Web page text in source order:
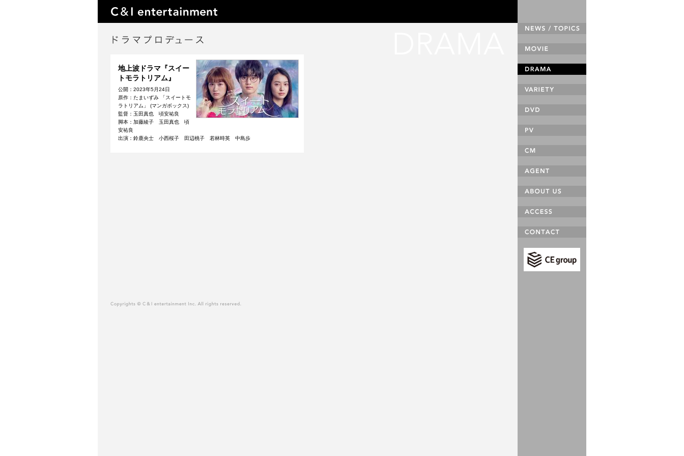
地上波ドラマ『スイー
トモラトリアム』
公開：2023年5月24日
原作：たまいずみ 「スイートモ
ラトリアム」 (マンガボックス)
監督：玉田真也 頃安祐良
脚本：加藤綾子 玉田真也 頃
安祐良
出演：鈴鹿央士 小西桜子 田辺桃子 若林時英 中島歩